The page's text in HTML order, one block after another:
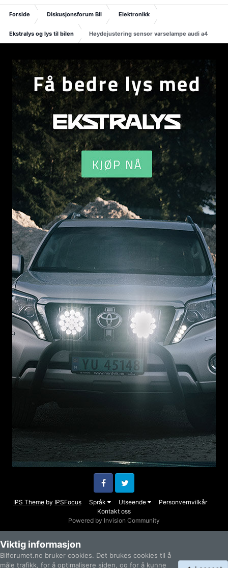
Forside Diskusjonsforum Bil Elektronikk
Ekstralys og lys til bilen Høydejustering sensor varselampe audi a4
IPS Theme by IPSFocus Språk Utseende
Personvernvilkår
Kontakt oss
FacebookTwitter
Powered by Invision Community
Viktig informasjon
Bilforumet.no bruker cookies. Det brukes cookies til å
måle trafikk, for å optimalisere siden, og for å kunne